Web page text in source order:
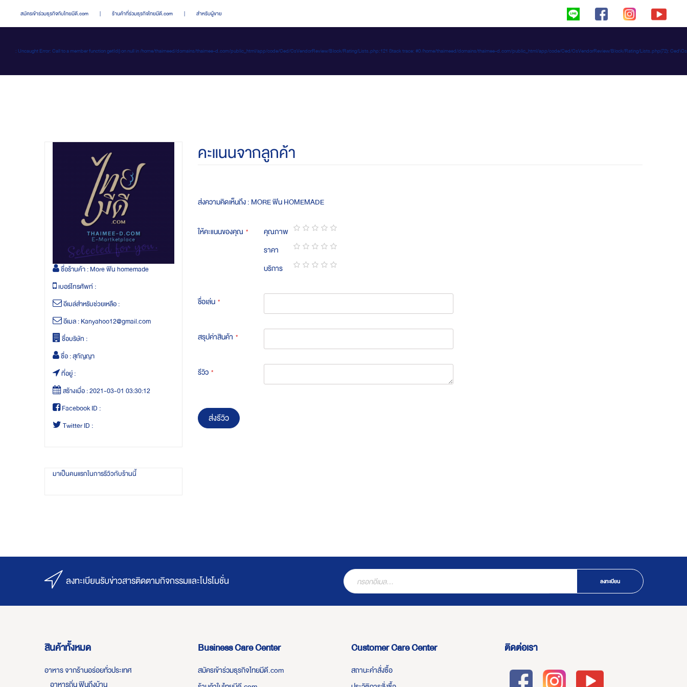
สมัครเข้าร่วมธุรกิจกับไทยมีดี.com | ร้านค้าที่ร่วมธุรกิจไทยมีดี.com | สำหรับผู้ขาย
: Uncaught Error: Call to a member function getId() on null in /home/thaimeed/domains/thaimee-d.com/public_html/app/code/Ced/CsVendorReview/Block/Rating/Lists.php:121 Stack trace: #0 /home/thaimeed/domains/thaimee-d.com/public_html/app/code/Ced/CsVendorReview/Block/Rating/Lists.php(72):
ชื่อร้านค้า :More ฟิน homemade
เบอร์โทรศัพท์ :
อีเมล์สำหรับช่วยเหลือ :
อีเมล :Kanyahoo12@gmail.com
ชื่อบริษัท :
ชื่อ :สุกัญญา
ที่อยู่ :
สร้างเมื่อ :2021-03-01 03:30:12
Facebook ID :
Twitter ID :
มาเป็นคนแรกในการรีวิวกับร้านนี้
คะแนนจากลูกค้า
ส่งความคิดเห็นถึง : MORE ฟิน HOMEMADE
ให้คะแนนของคุณ คุณภาพ
1
star
2
stars
3
stars
4
stars
5
stars
ราคา
1
star
2
stars
3
stars
4
stars
5
stars
บริการ
ชื่อเล่น
สรุปค่าสินค้า
รีวิว
ส่งรีวิว
ลงทะเบียนรับข่าวสารติดตามกิจกรรมและโปรโมชั่น ลงทะเบียน
สินค้าทั้งหมด
อาหาร จากร้านอร่อยทั่วประเทศ
อาหารถิ่น ฟินถึงบ้าน
Business Care Center
สมัครเข้าร่วมธุรกิจไทยมีดี.com
Customer Care Center
สถานะคำสั่งซื้อ
ติดต่อเรา